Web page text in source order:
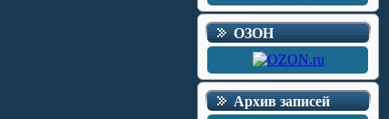
ОЗОН
Архив записей